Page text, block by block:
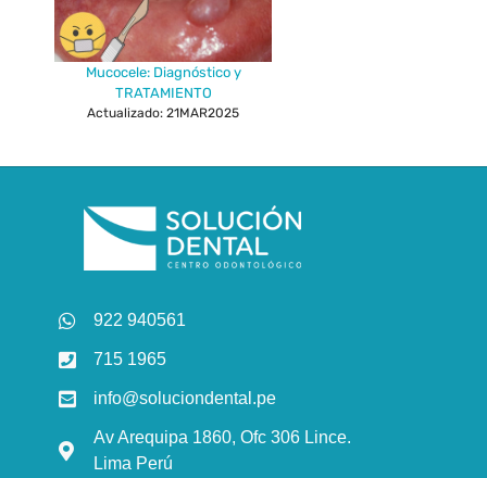
Mucocele: Diagnóstico y
TRATAMIENTO
Actualizado: 21MAR2025
922 940561
715 1965
info@soluciondental.pe
Av Arequipa 1860, Ofc 306 Lince.
Lima Perú